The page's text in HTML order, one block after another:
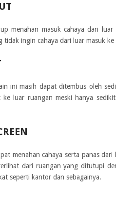
menahan masuk cahaya dari
tidak ingin cahaya dari luar masuk ke
ini masih dapat ditembus oleh
luar ruangan meski hanya
menahan cahaya serta panas
dari ruangan yang ditutupi
seperti kantor dan sebagainya.